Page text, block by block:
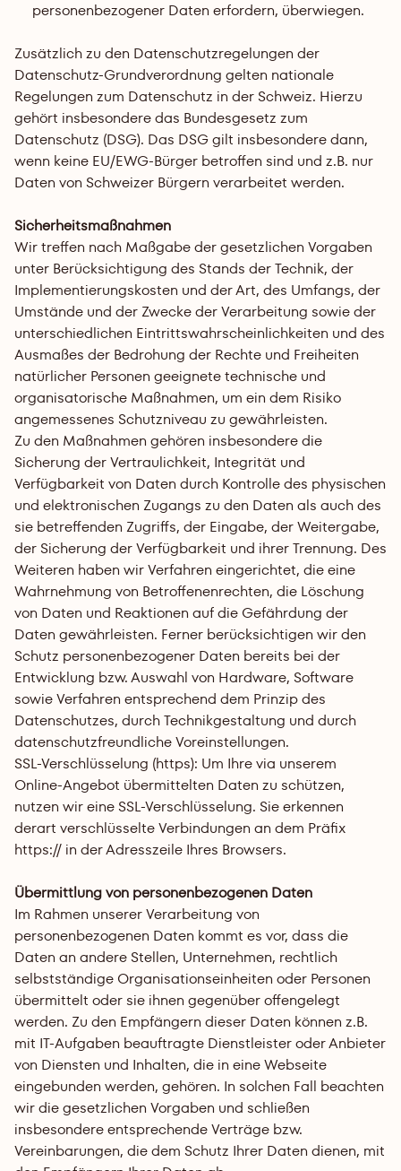
personenbezogener Daten erfordern, überwiegen.
Zusätzlich zu den Datenschutzregelungen der
Datenschutz-Grundverordnung gelten nationale
Regelungen zum Datenschutz in der Schweiz. Hierzu
gehört insbesondere das Bundesgesetz zum
Datenschutz (DSG). Das DSG gilt insbesondere dann,
wenn keine EU/EWG-Bürger betroffen sind und z.B. nur
Daten von Schweizer Bürgern verarbeitet werden.
Sicherheitsmaßnahmen
Wir treffen nach Maßgabe der gesetzlichen Vorgaben
unter Berücksichtigung des Stands der Technik, der
Implementierungskosten und der Art, des Umfangs, der
Umstände und der Zwecke der Verarbeitung sowie der
unterschiedlichen Eintrittswahrscheinlichkeiten und des
Ausmaßes der Bedrohung der Rechte und Freiheiten
natürlicher Personen geeignete technische und
organisatorische Maßnahmen, um ein dem Risiko
angemessenes Schutzniveau zu gewährleisten.
Zu den Maßnahmen gehören insbesondere die
Sicherung der Vertraulichkeit, Integrität und
Verfügbarkeit von Daten durch Kontrolle des physischen
und elektronischen Zugangs zu den Daten als auch des
sie betreffenden Zugriffs, der Eingabe, der Weitergabe,
der Sicherung der Verfügbarkeit und ihrer Trennung. Des
Weiteren haben wir Verfahren eingerichtet, die eine
Wahrnehmung von Betroffenenrechten, die Löschung
von Daten und Reaktionen auf die Gefährdung der
Daten gewährleisten. Ferner berücksichtigen wir den
Schutz personenbezogener Daten bereits bei der
Entwicklung bzw. Auswahl von Hardware, Software
sowie Verfahren entsprechend dem Prinzip des
Datenschutzes, durch Technikgestaltung und durch
datenschutzfreundliche Voreinstellungen.
SSL-Verschlüsselung (https): Um Ihre via unserem
Online-Angebot übermittelten Daten zu schützen,
nutzen wir eine SSL-Verschlüsselung. Sie erkennen
derart verschlüsselte Verbindungen an dem Präfix
https:// in der Adresszeile Ihres Browsers.
Übermittlung von personenbezogenen Daten
Im Rahmen unserer Verarbeitung von
personenbezogenen Daten kommt es vor, dass die
Daten an andere Stellen, Unternehmen, rechtlich
selbstständige Organisationseinheiten oder Personen
übermittelt oder sie ihnen gegenüber offengelegt
werden. Zu den Empfängern dieser Daten können z.B.
mit IT-Aufgaben beauftragte Dienstleister oder Anbieter
von Diensten und Inhalten, die in eine Webseite
eingebunden werden, gehören. In solchen Fall beachten
wir die gesetzlichen Vorgaben und schließen
insbesondere entsprechende Verträge bzw.
Vereinbarungen, die dem Schutz Ihrer Daten dienen, mit